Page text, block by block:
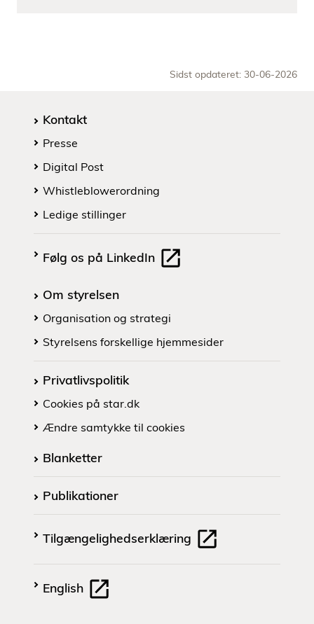
Sidst opdateret: 30-06-2026
Kontakt
Presse
Digital Post
Whistleblowerordning
Ledige stillinger
Følg os på LinkedIn
Om styrelsen
Organisation og strategi
Styrelsens forskellige hjemmesider
Privatlivspolitik
Cookies på star.dk
Ændre samtykke til cookies
Blanketter
Publikationer
Tilgængelighedserklæring
English